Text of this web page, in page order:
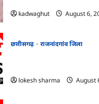
kadwaghut
August 6,
छत्तीसगढ़
राजनांदगांव जिला
lokesh sharma
August